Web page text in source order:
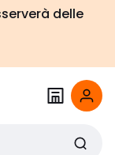
delle